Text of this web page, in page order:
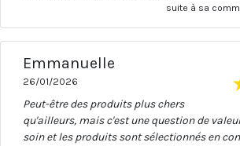
suite à sa
Emmanuelle
26/01/2026
Peut-être des produits plus chers
qu'ailleurs, mais c'est une question de
soin et les produits sont sélectionnés en